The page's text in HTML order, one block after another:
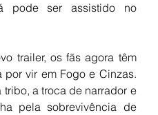
pode ser assistido no
trailer, os fãs agora têm
vir em Fogo e Cinzas.
a troca de narrador e
pela sobrevivência de